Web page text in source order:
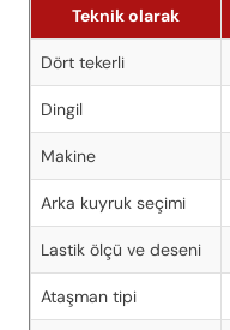
Teknik olarak
Dört tekerli
Dingil
Makine
Arka kuyruk seçimi
Lastik ölçü ve deseni
Ataşman tipi